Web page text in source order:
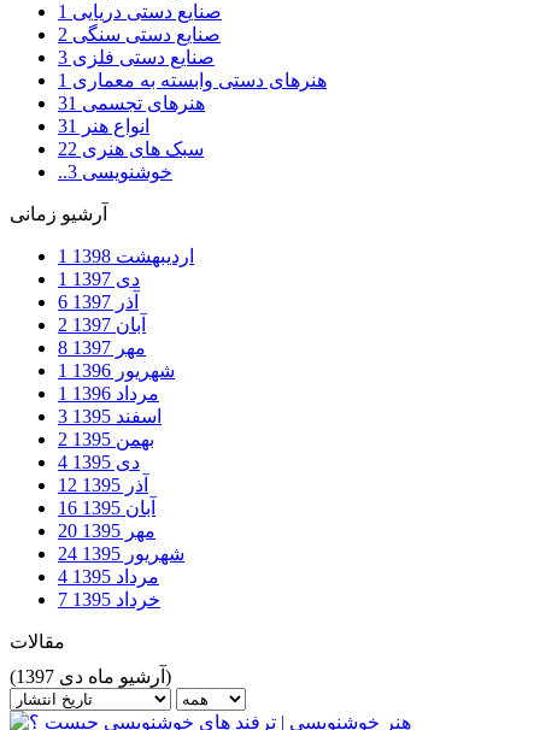
صنایع دستی دریایی 1
صنایع دستی سنگی 2
صنایع دستی فلزی 3
هنرهای دستی وابسته به معماری 1
هنرهای تجسمی 31
انواع هنر
31
سبک های هنری 22
..خوشنویسی 3
آرشیو زمانی
اردیبهشت 1398
1
دی 1397
1
آذر 1397
6
آبان 1397
2
مهر 1397
8
شهریور 1396
1
مرداد 1396
1
اسفند 1395
3
بهمن 1395
2
دی 1395
4
آذر 1395
12
آبان 1395
16
مهر 1395
20
شهریور 1395
24
مرداد 1395
4
خرداد 1395
7
مقالات
(آرشیو ماه دی 1397)